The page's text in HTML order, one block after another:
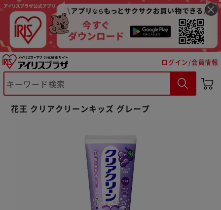
ログイン/会員情報
花王 クリアクリーンキッズ グレープ
※ご確認ください